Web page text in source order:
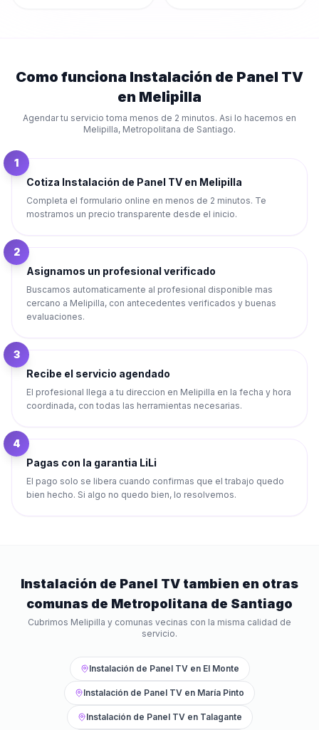
Como funciona Instalación de Panel TV
en Melipilla
Agendar tu servicio toma menos de 2 minutos. Asi lo hacemos en
Melipilla, Metropolitana de Santiago.
1
Cotiza Instalación de Panel TV en Melipilla
Completa el formulario online en menos de 2 minutos. Te
mostramos un precio transparente desde el inicio.
2
Asignamos un profesional verificado
Buscamos automaticamente al profesional disponible mas
cercano a Melipilla, con antecedentes verificados y buenas
evaluaciones.
3
Recibe el servicio agendado
El profesional llega a tu direccion en Melipilla en la fecha y hora
coordinada, con todas las herramientas necesarias.
4
Pagas con la garantia LiLi
El pago solo se libera cuando confirmas que el trabajo quedo
bien hecho. Si algo no quedo bien, lo resolvemos.
Instalación de Panel TV tambien en otras
comunas de Metropolitana de Santiago
Cubrimos Melipilla y comunas vecinas con la misma calidad de
servicio.
Instalación de Panel TVen El Monte
Instalación de Panel TV en María Pinto
Instalación de Panel TVen Talagante